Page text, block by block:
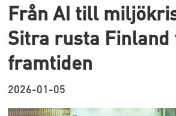
Från AI till
Sitra rusta Finland
framtiden
2026-01-05